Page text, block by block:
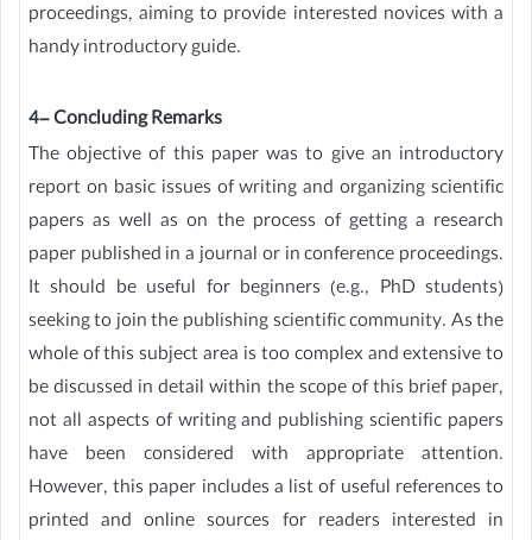
proceedings, aiming to provide interested novices with a
handy introductory guide.
4- Concluding Remarks
The objective of this paper was to give an introductory
report on basic issues of writing and organizing scientific
papers as well as on the process of getting a research
paper published in a journal or in conference proceedings.
It should be useful for beginners (e.g., PhD students)
seeking to join the publishing scientific community. As the
whole of this subject area is too complex and extensive to
be discussed in detail within the scope of this brief paper,
not all aspects of writing and publishing scientific papers
have been considered with appropriate attention.
However, this paper includes a list of useful references to
printed and online sources for readers interested in